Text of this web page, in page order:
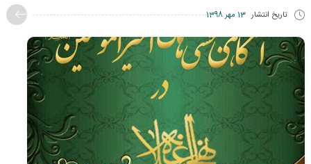
تاریخ انتشار 13 مهر 1398